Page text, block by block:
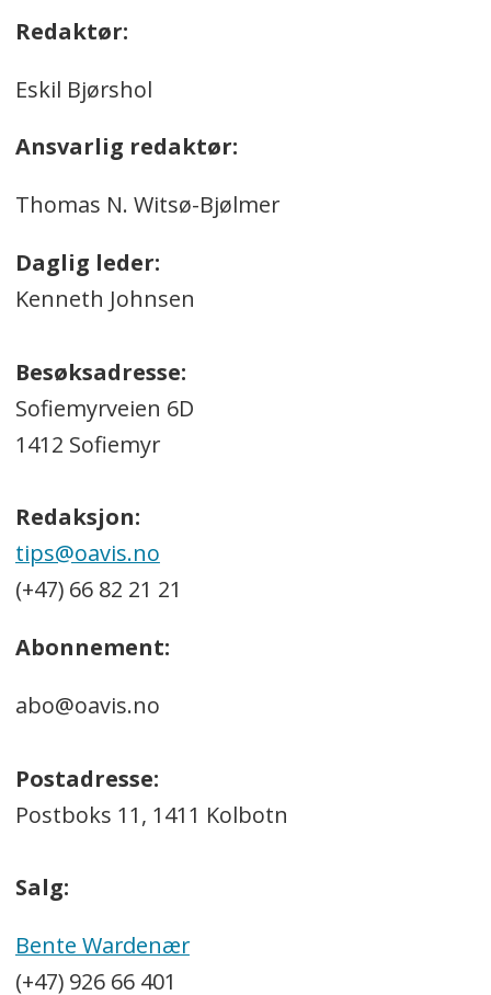
Redaktør:
Eskil Bjørshol
Ansvarlig redaktør:
Thomas N. Witsø-Bjølmer
Daglig leder:
Kenneth Johnsen
Besøksadresse:
Sofiemyrveien 6D
1412 Sofiemyr
Redaksjon:
tips@oavis.no
(+47) 66 82 21 21
Abonnement:
abo@oavis.no
Postadresse:
Postboks 11, 1411 Kolbotn
Salg:
Bente Wardenær
(+47) 926 66 401